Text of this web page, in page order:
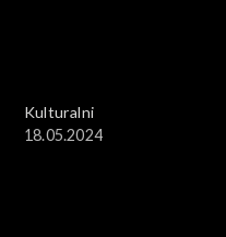
Kulturalni
18.05.2024